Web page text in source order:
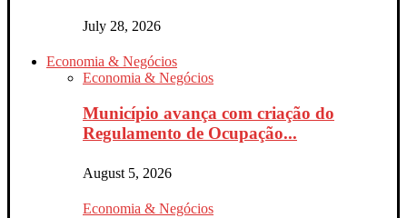
July 28, 2026
Economia & Negócios
Economia & Negócios
Município avança com criação do
Regulamento de Ocupação...
August 5, 2026
Economia & Negócios